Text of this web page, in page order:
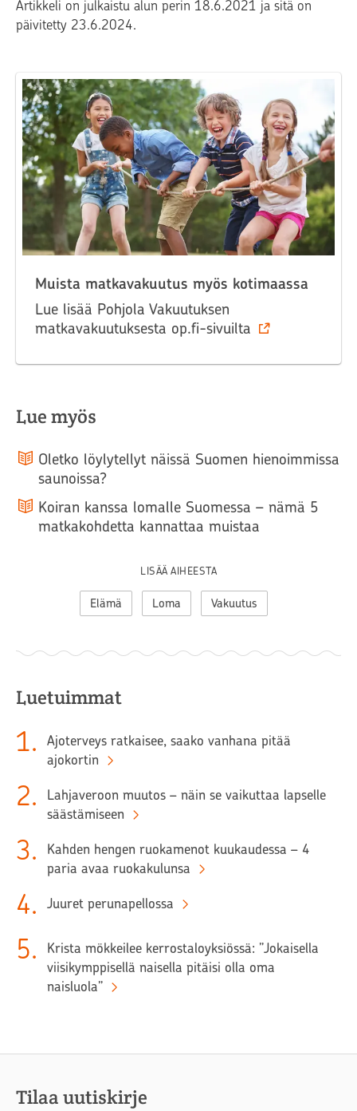
Artikkeli on julkaistu alun perin 18.6.2021 ja sitä on
päivitetty 23.6.2024.
Muista matkavakuutus myös kotimaassa
Lue lisää Pohjola Vakuutuksen
matkavakuutuksesta op.fi-sivuilta
Lue myös
Oletko löylytellyt näissä Suomen hienoimmissa
saunoissa?
Koiran kanssa lomalle Suomessa – nämä 5
matkakohdetta kannattaa muistaa
LISÄÄ AIHEESTA
Elämä Loma Vakuutus
Luetuimmat
1.
Ajoterveys ratkaisee, saako vanhana pitää
ajokortin
2.
Lahjaveroon muutos – näin se vaikuttaa lapselle
säästämiseen
3.
Kahden hengen ruokamenot kuukaudessa – 4
paria avaa ruokakulunsa
4. Juuret perunapellossa
5.
Krista mökkeilee kerrostaloyksiössä: ”Jokaisella
viisikymppisellä naisella pitäisi olla oma
naisluola”
Tilaa uutiskirje